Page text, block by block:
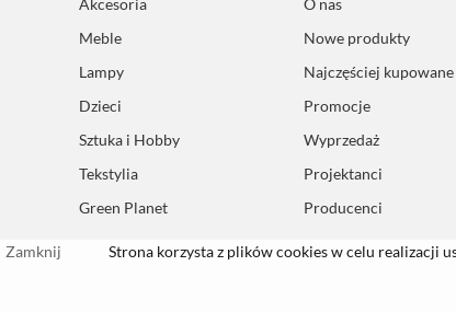
Meble
Lampy
Dzieci
Sztuka i Hobby
Tekstylia
Green Planet
Nowe produkty
Najczęściej kupowane
Promocje
Wyprzedaż
Projektanci
Producenci
Zamknij Strona korzysta z plików cookies w celu realizacji